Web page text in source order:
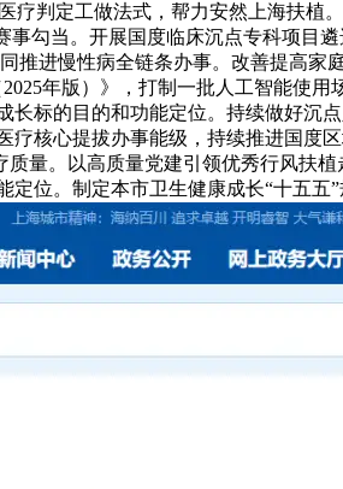
判定工做法式，帮力安然上海扶植
勾当。开展国度临床沉点专科项目
进慢性病全链条办事。改善提高
年版）》，打制一批人工智能使
标的目的和功能定位。持续做好沉
核心提拔办事能级，持续推进国度
量。以高质量党建引领优秀行风扶
位。制定本市卫生健康成长“十五五”